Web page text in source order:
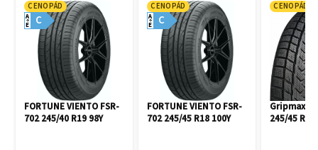
CENOPÁD
C
A
E
FORTUNE VIENTO FSR-
702 245/40 R19 98Y
CENOPÁD
C
A
E
FORTUNE VIENTO FSR-
702 245/45 R18 100Y
CENOPÁD
Gripmax
245/45 R18